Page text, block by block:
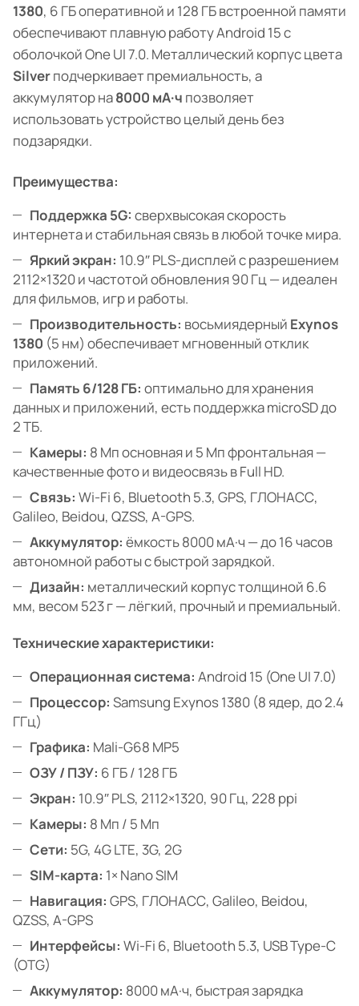
1380, 6 ГБ оперативной и 128 ГБ встроенной памяти
обеспечивают плавную работу Android 15 с
оболочкой One UI 7.0. Металлический корпус цвета
Silverподчеркивает премиальность, а
аккумулятор на8000 мА·ч позволяет
использовать устройство целый день без
подзарядки.
Преимущества:
Поддержка 5G: сверхвысокая скорость
интернета и стабильная связь в любой точке мира.
Яркий экран: 10.9″ PLS-дисплей с разрешением
2112×1320 и частотой обновления 90 Гц — идеален
для фильмов, игр и работы.
Производительность: восьмиядерный Exynos
1380 (5 нм) обеспечивает мгновенный отклик
приложений.
Память 6/128 ГБ: оптимально для хранения
данных и приложений, есть поддержка microSD до
2 ТБ.
Камеры: 8 Мп основная и 5 Мп фронтальная —
качественные фото и видеосвязь в Full HD.
Связь: Wi-Fi 6, Bluetooth 5.3, GPS, ГЛОНАСС,
Galileo, Beidou, QZSS, A-GPS.
Аккумулятор: ёмкость 8000 мА·ч — до 16 часов
автономной работы с быстрой зарядкой.
Дизайн: металлический корпус толщиной 6.6
мм, весом 523 г — лёгкий, прочный и премиальный.
Технические характеристики:
Операционная система: Android 15 (One UI 7.0)
Процессор: Samsung Exynos 1380 (8 ядер, до 2.4
ГГц)
Графика: Mali-G68 MP5
ОЗУ / ПЗУ: 6 ГБ / 128 ГБ
Экран: 10.9″ PLS, 2112×1320, 90 Гц, 228 ppi
Камеры: 8 Мп / 5 Мп
Сети: 5G, 4G LTE, 3G, 2G
SIM-карта: 1× Nano SIM
Навигация: GPS, ГЛОНАСС, Galileo, Beidou,
QZSS, A-GPS
Интерфейсы: Wi-Fi 6, Bluetooth 5.3, USB Type-C
(OTG)
Аккумулятор: 8000 мА·ч, быстрая зарядка